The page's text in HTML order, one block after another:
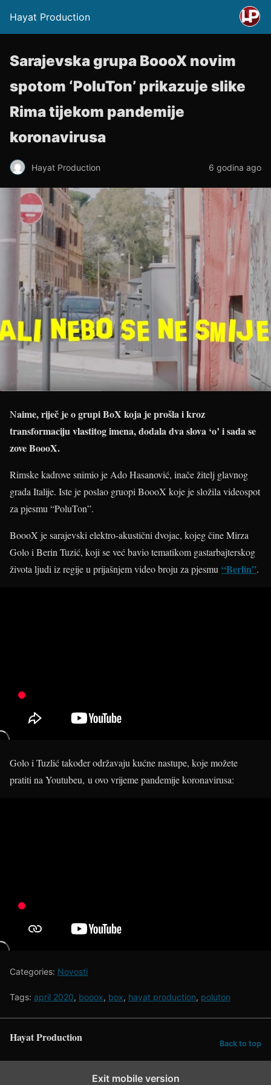
Hayat Production
Sarajevska grupa BoooX novim
spotom ‘PoluTon’ prikazuje slike
Rima tijekom pandemije
koronavirusa
Hayat Production 6 godina ago
Naime, riječ je o grupi BoX koja je prošla i kroz
transformaciju vlastitog imena, dodala dva slova ‘o’ i sada se
zove BoooX.
Rimske kadrove snimio je Ado Hasanović, inače žitelj glavnog
grada Italije. Iste je poslao gruopi BoooX koje je složila videospot
za pjesmu “PoluTon”.
BoooX je sarajevski elektro-akustični dvojac, kojeg čine Mirza
Golo i Berin Tuzić, koji se već bavio tematikom gastarbajterskog
života ljudi iz regije u prijašnjem video broju za pjesmu “Berlin”.
Golo i Tuzlić također održavaju kućne nastupe, koje možete
pratiti na Youtubeu, u ovo vrijeme pandemije koronavirusa:
Categories: Novosti
Tags: april 2020, booox, box, hayat production, poluton
Hayat Production Back to top
Exit mobile version